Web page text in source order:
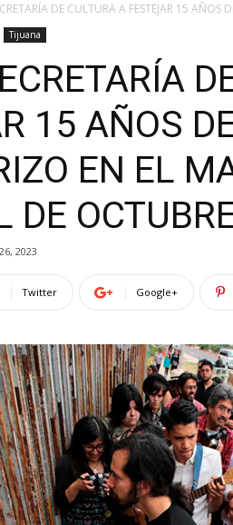
DE CULTURA A FESTEJAR 15 AÑOS
Tijuana
15 AÑOS
EN EL
DE
2023
Twitter Google+